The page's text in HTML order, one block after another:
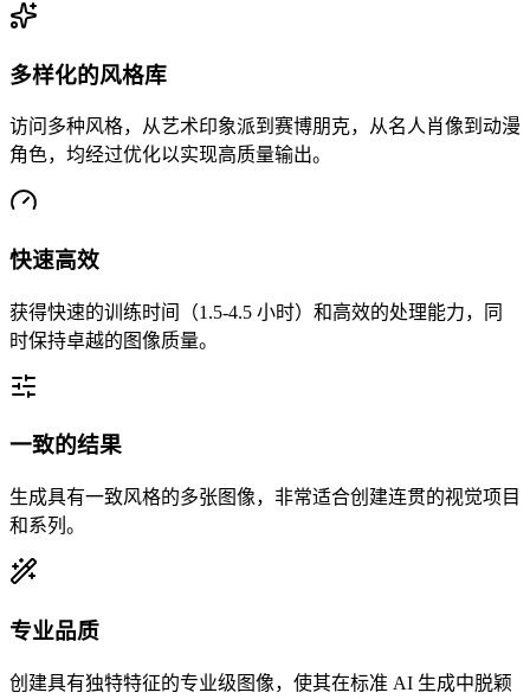
多样化的风格库
访问多种风格，从艺术印象派到赛博朋克，从名人肖像到动漫
角色，均经过优化以实现高质量输出。
快速高效
获得快速的训练时间（1.5-4.5 小时）和高效的处理能力，同
时保持卓越的图像质量。
一致的结果
生成具有一致风格的多张图像，非常适合创建连贯的视觉项目
和系列。
专业品质
创建具有独特特征的专业级图像，使其在标准 AI 生成中脱颖